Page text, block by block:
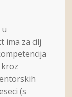
ima za cilj
(s